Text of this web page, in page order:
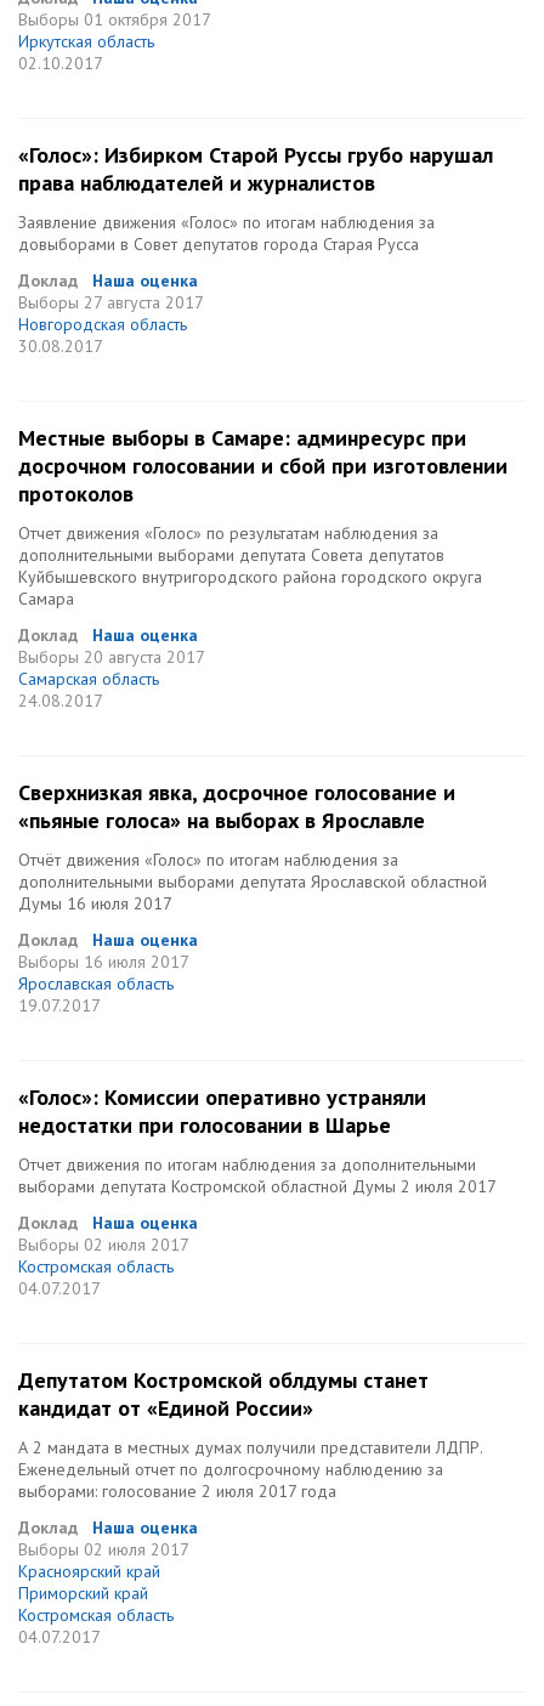
Выборы 01 октября 2017
Иркутская область
02.10.2017
«Голос»: Избирком Старой Руссы грубо нарушал
права наблюдателей и журналистов
Заявление движения «Голос» по итогам наблюдения за
довыборами в Совет депутатов города Старая Русса
Доклад
Наша оценка
Выборы 27 августа 2017
Новгородская область
30.08.2017
Местные выборы в Самаре: админресурс при
досрочном голосовании и сбой при изготовлении
протоколов
Отчет движения «Голос» по результатам наблюдения за
дополнительными выборами депутата Совета депутатов
Куйбышевского внутригородского района городского округа
Самара
Доклад
Наша оценка
Выборы 20 августа 2017
Самарская область
24.08.2017
Сверхнизкая явка, досрочное голосование и
«пьяные голоса» на выборах в Ярославле
Отчёт движения «Голос» по итогам наблюдения за
дополнительными выборами депутата Ярославской областной
Думы 16 июля 2017
Доклад
Наша оценка
Выборы 16 июля 2017
Ярославская область
19.07.2017
«Голос»: Комиссии оперативно устраняли
недостатки при голосовании в Шарье
Отчет движения по итогам наблюдения за дополнительными
выборами депутата Костромской областной Думы 2 июля 2017
Доклад
Наша оценка
Выборы 02 июля 2017
Костромская область
04.07.2017
Депутатом Костромской облдумы станет
кандидат от «Единой России»
А 2 мандата в местных думах получили представители ЛДПР.
Еженедельный отчет по долгосрочному наблюдению за
выборами: голосование 2 июля 2017 года
Доклад
Наша оценка
Выборы 02 июля 2017
Красноярский край
Приморский край
Костромская область
04.07.2017